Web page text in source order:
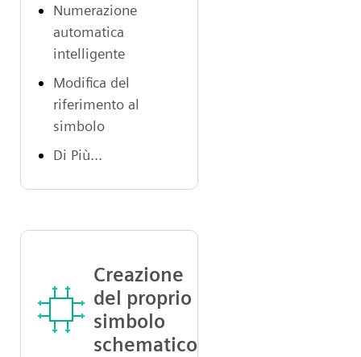
Numerazione
automatica
intelligente
Modifica del
riferimento al
simbolo
Di Più...
Creazione
del proprio
simbolo
schematico